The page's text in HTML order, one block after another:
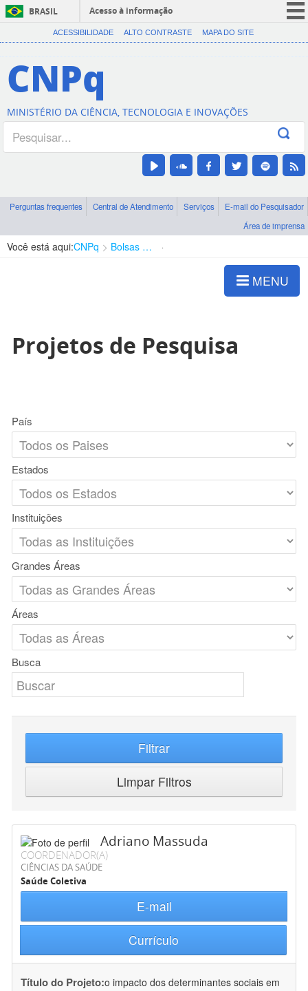
BRASIL
Acesso à informação
CORONAVÍRUS (COVID-19)
Canais
ACESSIBILIDADE ALTO CONTRASTE MAPA DO SITE
CNPq
MINISTÉRIO DA CIÊNCIA, TECNOLOGIA E INOVAÇÕES
Perguntas frequentes Central de Atendimento Serviços
E-mail do Pesquisador
Área de imprensa
Você está aqui:CNPq Bolsas e Auxílios Vigentes
MENU
Projetos de Pesquisa
País
Estados
Instituições
Grandes Áreas
Áreas
Busca
Filtrar
Limpar Filtros
Adriano Massuda
COORDENADOR(A)
CIÊNCIAS DA SAÚDE
Saúde Coletiva
E-mail
Currículo
Título do Projeto:o impacto dos determinantes sociais em